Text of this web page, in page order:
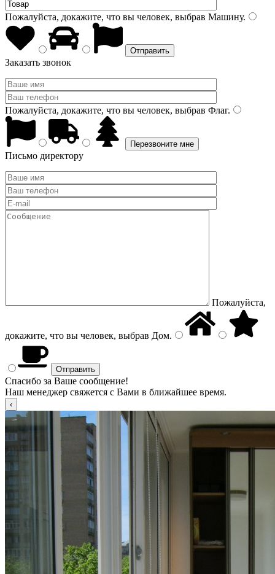
Пожалуйста, докажите, что вы человек, выбрав Машину.
Заказать звонок
Пожалуйста, докажите, что вы человек, выбрав Флаг.
Письмо директору
Пожалуйста,
докажите, что вы человек, выбрав Дом.
Спасибо за Ваше сообщение!
Наш менеджер свяжется с Вами в ближайшее время.